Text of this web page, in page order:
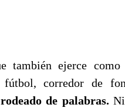
también ejerce como
fútbol, corredor de
de palabras.